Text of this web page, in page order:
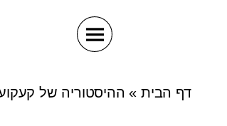
דף הבית» ההיסטוריה של